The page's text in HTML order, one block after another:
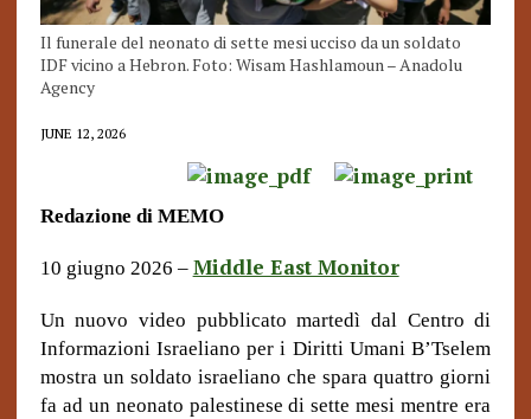
Il funerale del neonato di sette mesi ucciso da un soldato
IDF vicino a Hebron. Foto: Wisam Hashlamoun – Anadolu
Agency
JUNE 12, 2026
Redazione di MEMO
10 giugno 2026 – Middle East Monitor
Un nuovo video pubblicato martedì dal Centro di
Informazioni Israeliano per i Diritti Umani B’Tselem
mostra un soldato israeliano che spara quattro giorni
fa ad un neonato palestinese di sette mesi mentre era